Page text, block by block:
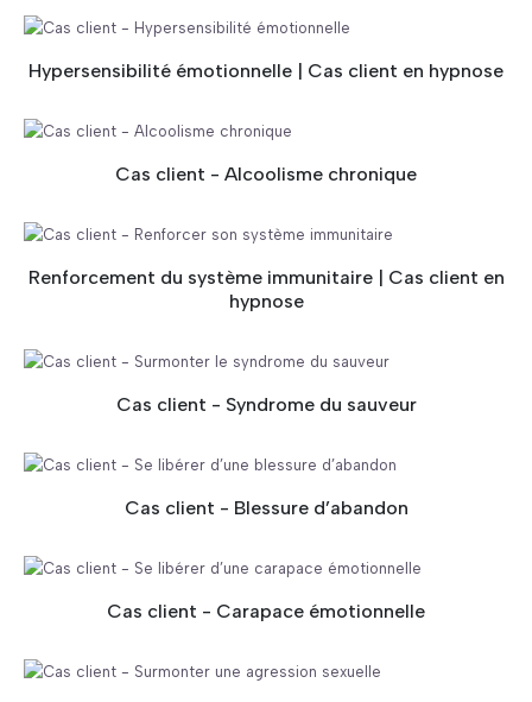
Hypersensibilité émotionnelle | Cas client en hypnose
Cas client - Alcoolisme chronique
Renforcement du système immunitaire | Cas client en
hypnose
Cas client - Syndrome du sauveur
Cas client - Blessure d’abandon
Cas client - Carapace émotionnelle